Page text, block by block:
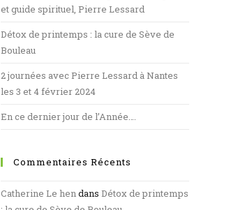
et guide spirituel, Pierre Lessard
Détox de printemps : la cure de Sève de
Bouleau
2 journées avec Pierre Lessard à Nantes
les 3 et 4 février 2024
En ce dernier jour de l’Année….
Commentaires Récents
Catherine Le hendans Détox de printemps